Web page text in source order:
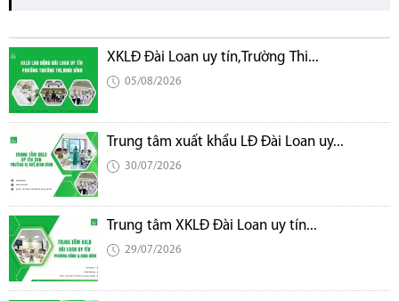
XKLĐ Đài Loan uy tín,Trường Thi...
05/08/2026
Trung tâm xuất khẩu LĐ Đài Loan uy...
30/07/2026
Trung tâm XKLĐ Đài Loan uy tín...
29/07/2026